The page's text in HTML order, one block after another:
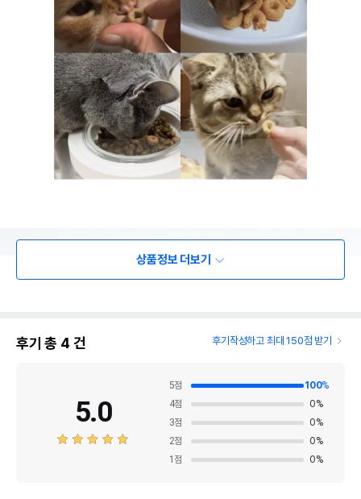
상품정보 더보기
후기 총 4 건 후기작성하고 최대 150점 받기
5.0
5점 100%
4점 0%
3점 0%
2점 0%
1 점 0%